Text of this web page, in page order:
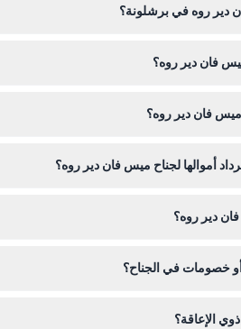
دير روه في برشلونة؟
الحجز).
فان دير روه؟
فان دير روه؟
أموالها لجناح ميس فان دير روه؟
دير روه؟
خصومات في الجناح؟
الإعاقة؟